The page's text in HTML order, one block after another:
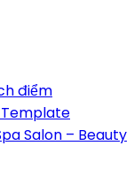
điểm
Salon – Beauty